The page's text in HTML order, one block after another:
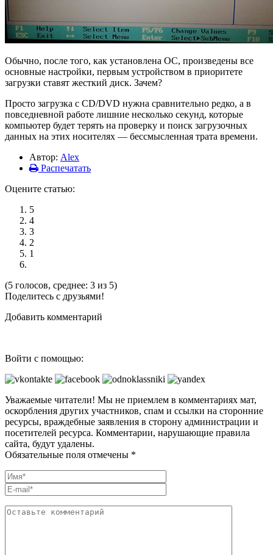
Обычно, после того, как установлена ОС, произведены все
основные настройки, первым устройством в приоритете
загрузки ставят жесткий диск. Зачем?
Просто загрузка с CD/DVD нужна сравнительно редко, а в
повседневной работе лишние несколько секунд, которые
компьютер будет терять на проверку и поиск загрузочных
данных на этих носителях — бессмысленная трата времени.
Автор: Alex
Распечатать
Оцените статью:
5
4
3
2
1
(5 голосов, среднее: 3 из 5)
Поделитесь с друзьями!
Добавить комментарий
Войти с помощью:
Уважаемые читатели! Мы не приемлем в комментариях мат,
оскорбления других участников, спам и ссылки на сторонние
ресурсы, враждебные заявления в сторону администрации и
посетителей ресурса. Комментарии, нарушающие правила
сайта, будут удалены.
Обязательные поля отмечены *